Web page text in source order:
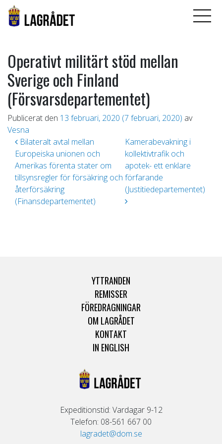
Operativt militärt stöd mellan
Sverige och Finland
(Försvarsdepartementet)
Publicerat den 13 februari, 2020 (7 februari, 2020) av
Vesna
Inläggsnavigering
Bilateralt avtal mellan
Europeiska unionen och
Amerikas förenta stater om
tillsynsregler för försäkring och
återförsäkring
(Finansdepartementet)
Kamerabevakning i
kollektivtrafik och
apotek- ett enklare
förfarande
(Justitiedepartementet)
YTTRANDEN
REMISSER
FÖREDRAGNINGAR
OM LAGRÅDET
KONTAKT
IN ENGLISH
Expeditionstid: Vardagar 9-12
Telefon: 08-561 667 00
lagradet@dom.se